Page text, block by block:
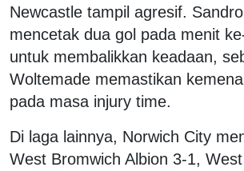
Newcastle tampil agresif.
mencetak dua gol pada menit
untuk membalikkan keadaan,
Woltemade memastikan
pada masa injury time.
Di laga lainnya, Norwich City
West Bromwich Albion 3-1,